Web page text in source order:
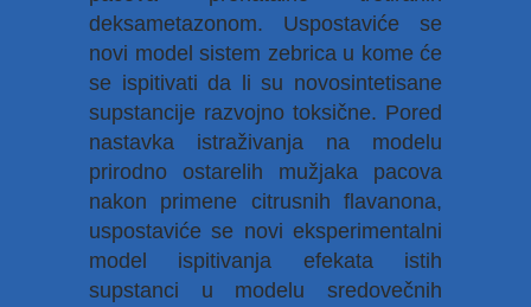
deksametazonom. Uspostaviće se
novi model sistem zebrica u kome će
se ispitivati da li su novosintetisane
supstancije razvojno toksične. Pored
nastavka istraživanja na modelu
prirodno ostarelih mužjaka pacova
nakon primene citrusnih flavanona,
uspostaviće se novi eksperimentalni
model ispitivanja efekata istih
supstanci u modelu sredovečnih